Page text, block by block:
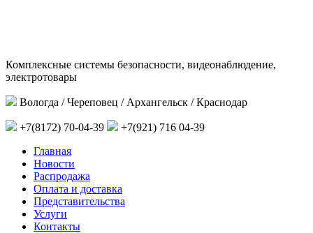
Комплексные системы безопасности, видеонаблюдение,
электротовары
Вологда / Череповец / Архангельск / Краснодар
+7(8172) 70-04-39
+7(921) 716 04-39
Главная
Новости
Распродажа
Оплата и доставка
Представительства
Услуги
Контакты